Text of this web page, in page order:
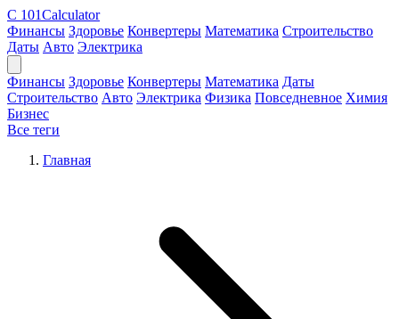
C 101Calculator
Финансы Здоровье Конвертеры Математика Строительство
Даты Авто Электрика
Финансы Здоровье Конвертеры Математика Даты
Строительство Авто Электрика Физика Повседневное Химия
Бизнес
Все теги
Главная